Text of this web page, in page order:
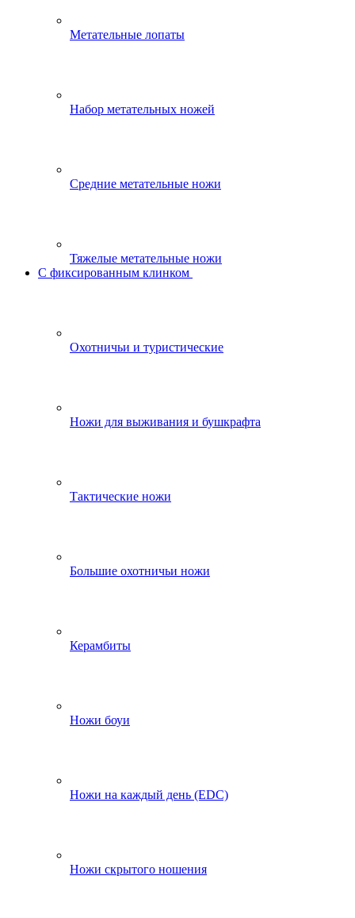
Метательные лопаты
Набор метательных ножей
Средние метательные ножи
Тяжелые метательные ножи
С фиксированным клинком
Охотничьи и туристические
Ножи для выживания и бушкрафта
Тактические ножи
Большие охотничьи ножи
Керамбиты
Ножи боуи
Ножи на каждый день (EDC)
Ножи скрытого ношения